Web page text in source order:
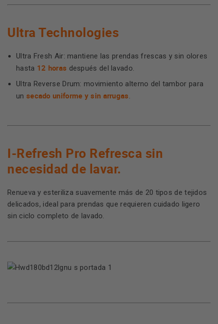
Ultra Technologies
Ultra Fresh Air: mantiene las prendas frescas y sin olores
hasta 12 horas después del lavado.
Ultra Reverse Drum: movimiento alterno del tambor para
un secado uniforme y sin arrugas.
I-Refresh Pro Refresca sin
necesidad de lavar.
Renueva y esteriliza suavemente más de 20 tipos de tejidos
delicados, ideal para prendas que requieren cuidado ligero
sin ciclo completo de lavado.